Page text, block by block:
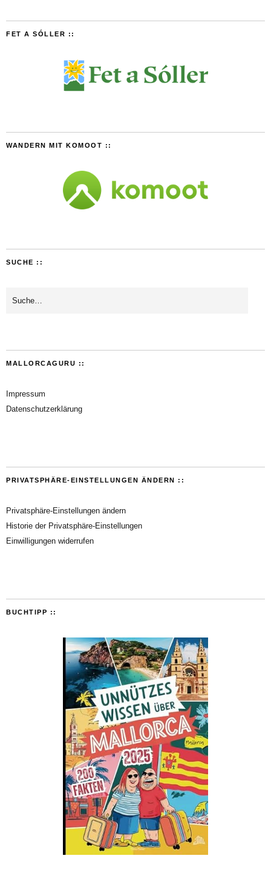
FET A SÓLLER ::
WANDERN MIT KOMOOT ::
SUCHE ::
MALLORCAGURU ::
Impressum
Datenschutzerklärung
PRIVATSPHÄRE-EINSTELLUNGEN ÄNDERN ::
Privatsphäre-Einstellungen ändern
Historie der Privatsphäre-Einstellungen
Einwilligungen widerrufen
BUCHTIPP ::